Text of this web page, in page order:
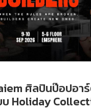
ศิลปินป๊อปอา
Holiday